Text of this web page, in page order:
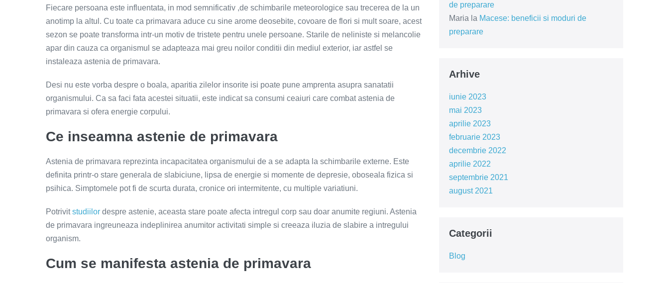
Fiecare persoana este influentata, in mod semnificativ ,de schimbarile meteorologice sau trecerea de la un
anotimp la altul. Cu toate ca primavara aduce cu sine arome deosebite, covoare de flori si mult soare, acest
sezon se poate transforma intr-un motiv de tristete pentru unele persoane. Starile de neliniste si melancolie
apar din cauza ca organismul se adapteaza mai greu noilor conditii din mediul exterior, iar astfel se
instaleaza astenia de primavara.
Desi nu este vorba despre o boala, aparitia zilelor insorite isi poate pune amprenta asupra sanatatii
organismului. Ca sa faci fata acestei situatii, este indicat sa consumi ceaiuri care combat astenia de
primavara si ofera energie corpului.
Ce inseamna astenie de primavara
Astenia de primavara reprezinta incapacitatea organismului de a se adapta la schimbarile externe. Este
definita printr-o stare generala de slabiciune, lipsa de energie si momente de depresie, oboseala fizica si
psihica. Simptomele pot fi de scurta durata, cronice ori intermitente, cu multiple variatiuni.
Potrivitstudiilor despre astenie, aceasta stare poate afecta intregul corp sau doar anumite regiuni. Astenia
de primavara ingreuneaza indeplinirea anumitor activitati simple si creeaza iluzia de slabire a intregului
organism.
Cum se manifesta astenia de primavara
de preparare
Maria la Macese: beneficii si moduri de
preparare
Arhive
iunie 2023
mai 2023
aprilie 2023
februarie 2023
decembrie 2022
aprilie 2022
septembrie 2021
august 2021
Categorii
Blog